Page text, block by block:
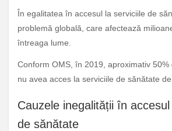
În egalitatea în accesul la serviciile de
problemă globală, care afectează
întreaga lume.
Conform OMS, în 2019, aproximativ 50%
nu avea acces la serviciile de sănătate de
Cauzele inegalității în
de sănătate